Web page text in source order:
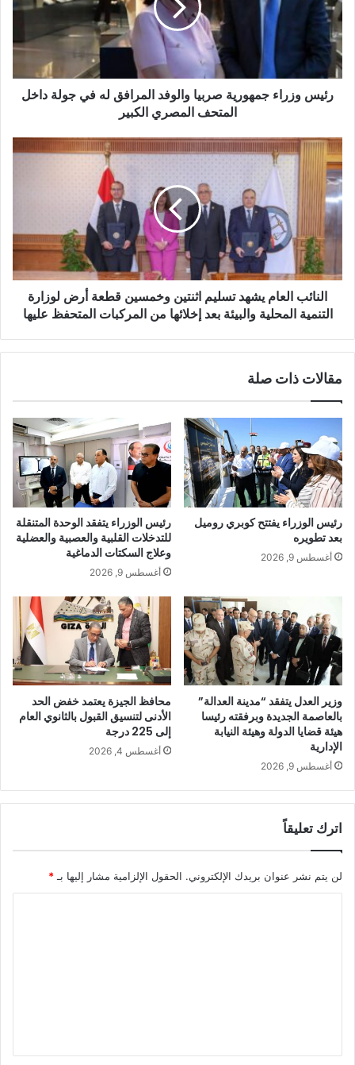
إ
ل
ك
ت
ر
رئيس وزراء جمهورية صربيا والوفد المرافق له في جولة داخل
المتحف المصري الكبير
النائب العام يشهد تسليم اثنتين وخمسين قطعة أرض لوزارة
التنمية المحلية والبيئة بعد إخلائها من المركبات المتحفظ عليها
مقالات ذات صلة
رئيس الوزراء يفتتح كوبري روميل
بعد تطويره
أغسطس 9, 2026
رئيس الوزراء يتفقد الوحدة المتنقلة
للتدخلات القلبية والعصبية والعضلية
وعلاج السكتات الدماغية
أغسطس 9, 2026
وزير العدل يتفقد “مدينة العدالة”
بالعاصمة الجديدة وبرفقته رئيسا
هيئة قضايا الدولة وهيئة النيابة
الإدارية
أغسطس 9, 2026
محافظ الجيزة يعتمد خفض الحد
الأدنى لتنسيق القبول بالثانوي العام
إلى 225 درجة
أغسطس 4, 2026
اترك تعليقاً
لن يتم نشر عنوان بريدك الإلكتروني. الحقول الإلزامية مشار إليها بـ *